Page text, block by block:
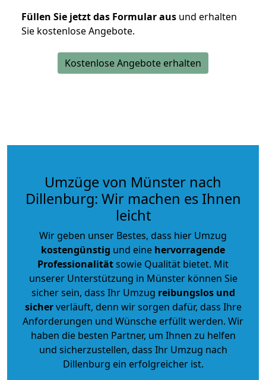
Füllen Sie jetzt das Formular aus und erhalten
Sie kostenlose Angebote.
Kostenlose Angebote erhalten
Umzüge von Münster nach
Dillenburg: Wir machen es Ihnen
leicht
Wir geben unser Bestes, dass hier Umzug
kostengünstig und eine hervorragende
Professionalitätsowie Qualität bietet. Mit
unserer Unterstützung in Münster können Sie
sicher sein, dass Ihr Umzug reibungslos und
sicherverläuft, denn wir sorgen dafür, dass Ihre
Anforderungen und Wünsche erfüllt werden. Wir
haben die besten Partner, um Ihnen zu helfen
und sicherzustellen, dass Ihr Umzug nach
Dillenburg ein erfolgreicher ist.